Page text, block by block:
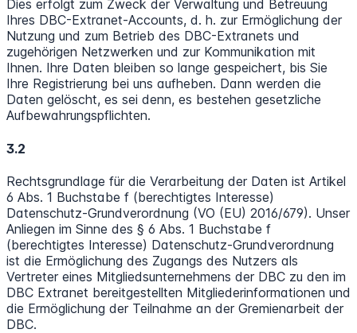
Dies erfolgt zum Zweck der Verwaltung und Betreuung
Ihres DBC-Extranet-Accounts, d. h. zur Ermöglichung der
Nutzung und zum Betrieb des DBC-Extranets und
zugehörigen Netzwerken und zur Kommunikation mit
Ihnen. Ihre Daten bleiben so lange gespeichert, bis Sie
Ihre Registrierung bei uns aufheben. Dann werden die
Daten gelöscht, es sei denn, es bestehen gesetzliche
Aufbewahrungspflichten.
3.2
Rechtsgrundlage für die Verarbeitung der Daten ist Artikel
6 Abs. 1 Buchstabe f (berechtigtes Interesse)
Datenschutz-Grundverordnung (VO (EU) 2016/679). Unser
Anliegen im Sinne des § 6 Abs. 1 Buchstabe f
(berechtigtes Interesse) Datenschutz-Grundverordnung
ist die Ermöglichung des Zugangs des Nutzers als
Vertreter eines Mitgliedsunternehmens der DBC zu den im
DBC Extranet bereitgestellten Mitgliederinformationen und
die Ermöglichung der Teilnahme an der Gremienarbeit der
DBC.